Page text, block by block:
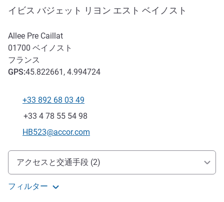
イビス バジェット リヨン エスト ベイノスト
Allee Pre Caillat
01700 ベイノスト
フランス
GPS:45.822661, 4.994724
電話番号
+33 892 68 03 49
ファックス
+33 4 78 55 54 98
Eメール
HB523@accor.com
アクセスと交通機関
アクセスと交通手段 (2)
フィルター